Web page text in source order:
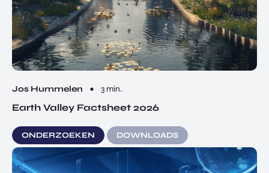
Jos Hummelen 3 min.
Earth Valley Factsheet 2026
ONDERZOEKEN DOWNLOADS